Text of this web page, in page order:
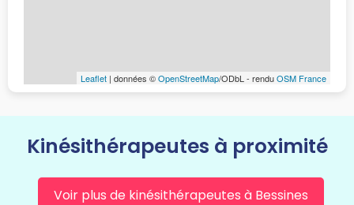
Leaflet | données ©OpenStreetMap/ODbL - renduOSM France
Kinésithérapeutes à proximité
Voir plus de kinésithérapeutes à Bessines